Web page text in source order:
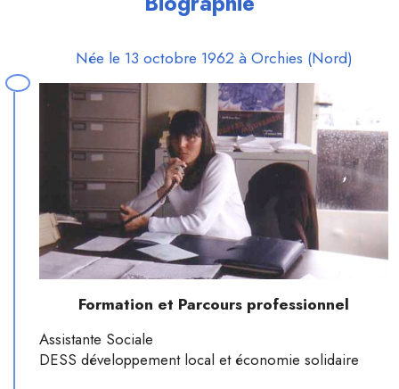
Née le 13 octobre 1962 à Orchies (Nord)
Formation et Parcours professionnel
Assistante Sociale
DESS développement local et économie solidaire